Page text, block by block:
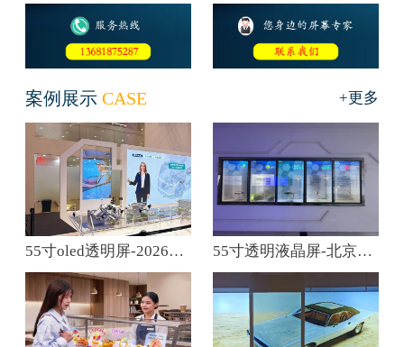
案例展示 CASE +更多
55寸oled透明屏-2026年北京车展博世展台 55寸透明液晶屏-北京科技园区展厅